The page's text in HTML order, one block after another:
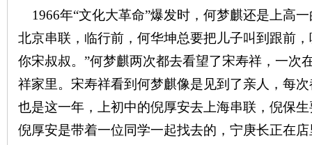
1966年“文化大革命”爆发时，何梦麒还是上高
北京串联，临行前，何华坤总要把儿子叫到跟前
你宋叔叔。”何梦麒两次都去看望了宋寿祥，一次
祥家里。宋寿祥看到何梦麒像是见到了亲人，每
也是这一年，上初中的倪厚安去上海串联，倪保
倪厚安是带着一位同学一起找去的，宁庚长正在